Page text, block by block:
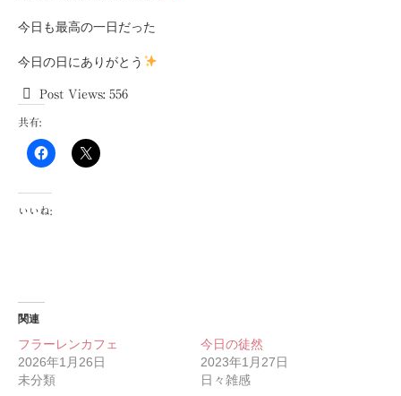
今日も最高の一日だった
今日の日にありがとう
Post Views: 556
共有:
いいね:
関連
フラーレンカフェ
2026年1月26日
未分類
今日の徒然
2023年1月27日
日々雑感